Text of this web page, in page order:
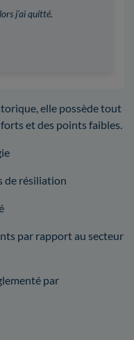
j'ai quitté.
elle possède tout
et des points faibles.
de résiliation
par rapport au secteur
par